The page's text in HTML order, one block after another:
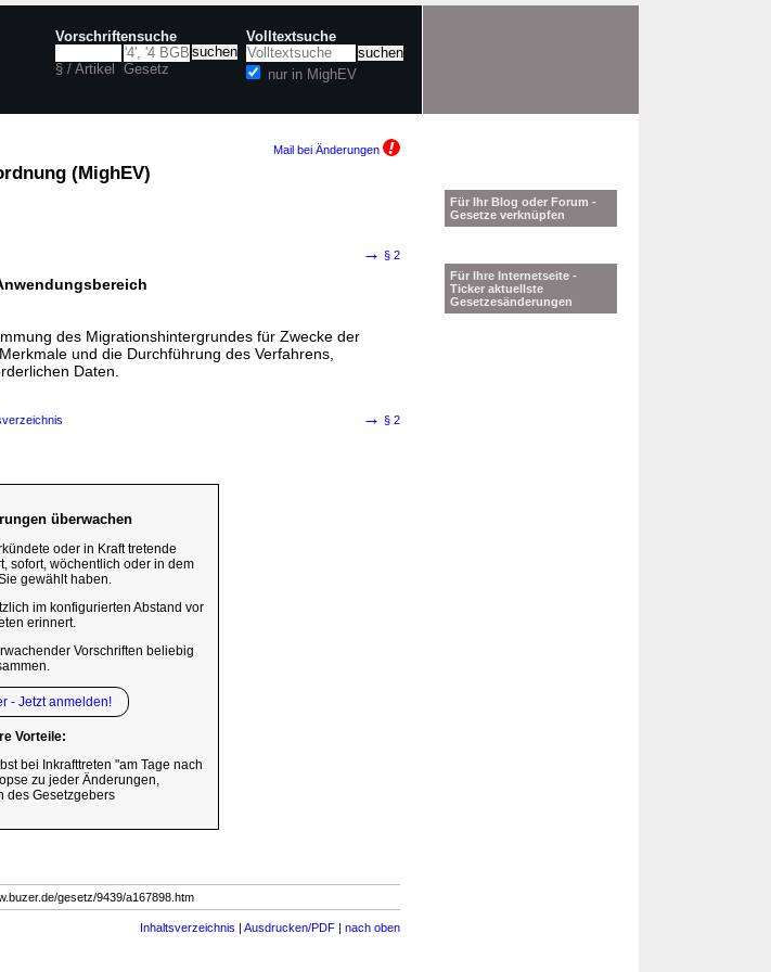
Vorschriftensuche
§ / Artikel Gesetz
Volltextsuche
nur in MighEV
Mail bei Änderungen
(MighEV)
→ § 2
des Migrationshintergrundes für Zwecke der
und die Durchführung des Verfahrens,
Daten.
→ § 2
überwachen
oder in Kraft tretende
sofort, wöchentlich oder in dem
gewählt haben.
im konfigurierten Abstand vor
erinnert.
Vorschriften beliebig
- Jetzt anmelden!
Vorteile:
bei Inkrafttreten "am Tage nach
zu jeder Änderungen,
des Gesetzgebers
gesetz/9439/a167898.htm
Inhaltsverzeichnis | Ausdrucken/PDF | nach oben
Für Ihr Blog oder Forum -
Gesetze verknüpfen
Für Ihre Internetseite -
Ticker aktuellste
Gesetzesänderungen